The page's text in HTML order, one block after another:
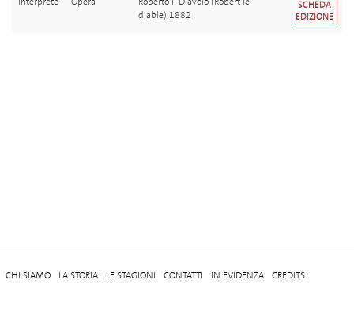
diable) 1882
SCHEDA
EDIZIONE
CHI SIAMO LA STORIA LE STAGIONI CONTATTI IN EVIDENZA CREDITS